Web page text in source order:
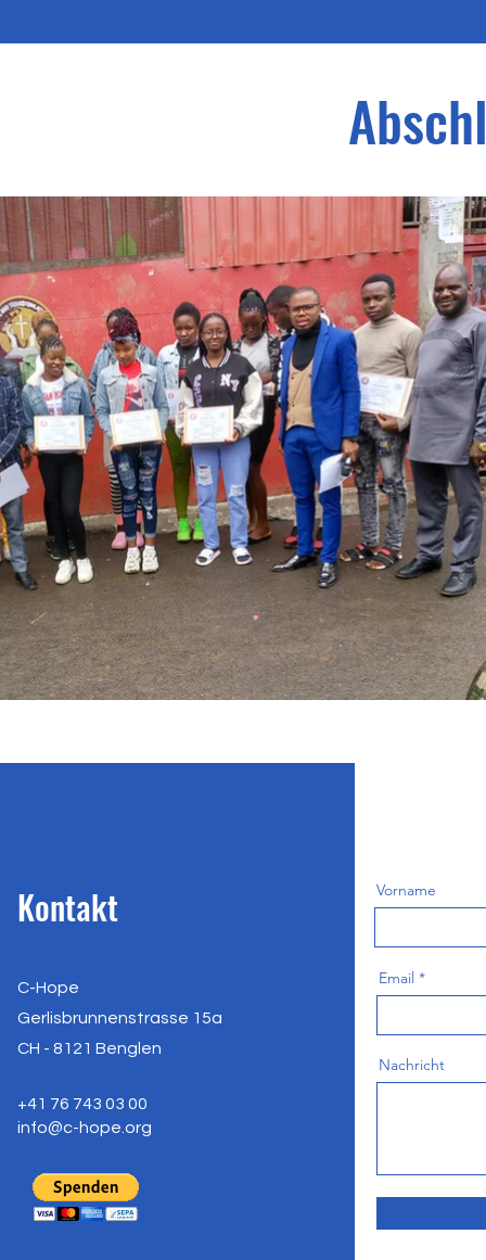
Kontakt
C-Hope
Gerlisbrunnenstrasse 15a
CH - 8121 Benglen
+41 76 743 03 00
info@c-hope.org
Vorname
Email
Nachricht